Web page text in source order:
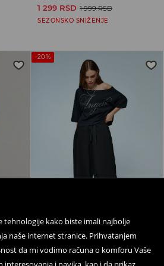
tehnologije kako biste imali najbolje
naše internet stranice. Prihvatanjem
da mi vodimo računa o komforu Vaše
1 299 RSD 1 999 RSD
SEZONSKO SNIŽENJE
-20%
LADIES` TROUSERS